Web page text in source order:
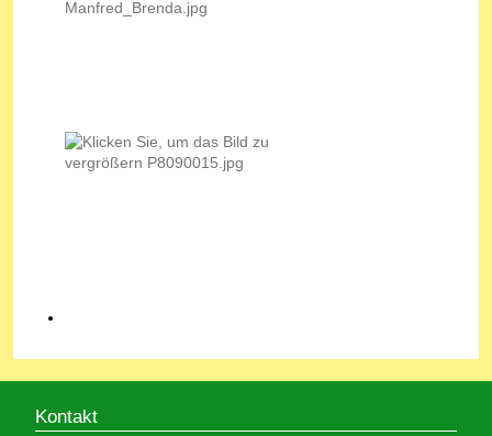
Kontakt